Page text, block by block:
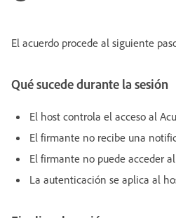
El acuerdo procede al siguiente
Qué sucede durante la sesión
El host controla el acceso al
El firmante no recibe una
El firmante no puede acceder
La autenticación se aplica al